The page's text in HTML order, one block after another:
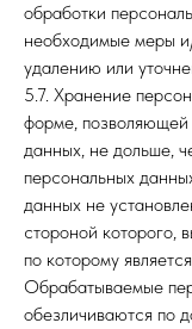
обработки
необходимые меры
удалению или
5.7. Хранение
форме, позволяющей
данных, не дольше,
персональных
данных не
стороной которого,
по которому
Обрабатываемые
обезличиваются по